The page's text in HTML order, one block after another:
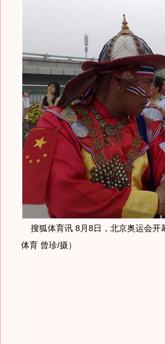
搜狐体育讯 8月8日，北京奥运会开
体育 曾珍/摄）